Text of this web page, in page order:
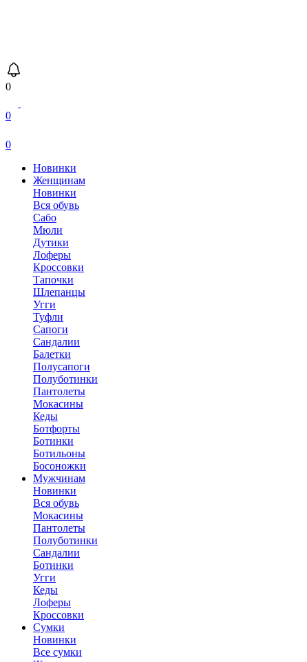
0
0
0
Новинки
Женщинам
Новинки
Вся обувь
Сабо
Мюли
Дутики
Лоферы
Кроссовки
Тапочки
Шлепанцы
Угги
Туфли
Сапоги
Сандалии
Балетки
Полусапоги
Полуботинки
Пантолеты
Мокасины
Кеды
Ботфорты
Ботинки
Ботильоны
Босоножки
Мужчинам
Новинки
Вся обувь
Мокасины
Пантолеты
Полуботинки
Сандалии
Ботинки
Угги
Кеды
Лоферы
Кроссовки
Сумки
Новинки
Все сумки